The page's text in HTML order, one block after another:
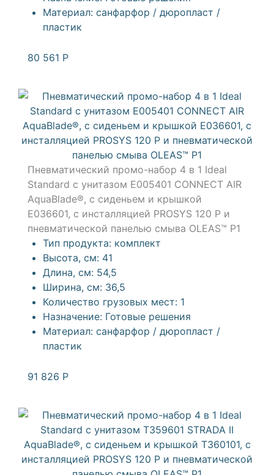
Материал: санфарфор / дюропласт /
пластик
80 561 Р
Пневматический промо-набор 4 в 1 Ideal
Standard с унитазом E005401 CONNECT AIR
AquaBlade®, с сиденьем и крышкой
E036601, с инсталляцией PROSYS 120 P и
пневматической панелью смыва OLEAS™ P1
Тип продукта: комплект
Высота, см: 41
Длина, см: 54,5
Ширина, см: 36,5
Количество грузовых мест: 1
Назначение: Готовые решения
Материал: санфарфор / дюропласт /
пластик
91 826 Р